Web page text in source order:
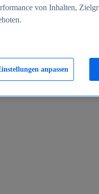
von Inhalten,
anpassen